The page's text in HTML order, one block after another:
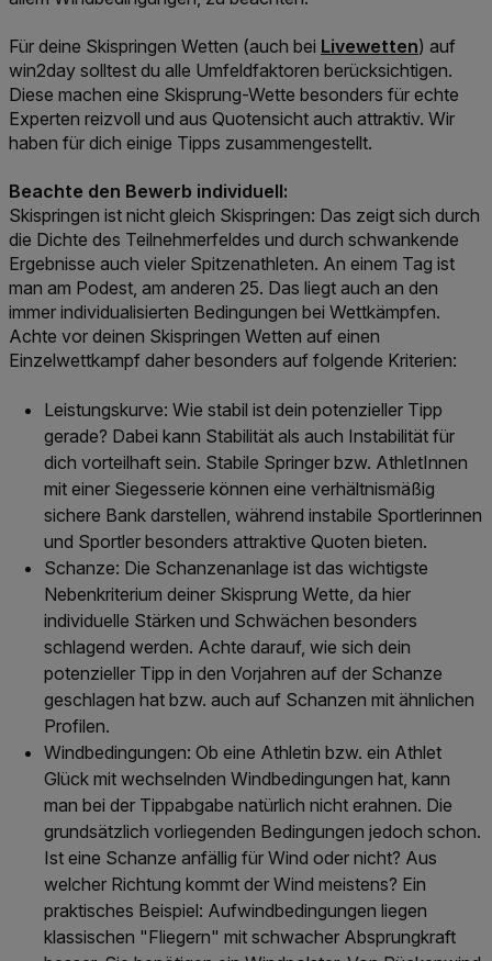
Für deine Skispringen Wetten (auch bei Link der zu /
Livewetten) auf
win2day solltest du alle Umfeldfaktoren berücksichtigen.
Diese machen eine Skisprung-Wette besonders für echte
Experten reizvoll und aus Quotensicht auch attraktiv. Wir
haben für dich einige Tipps zusammengestellt.
Beachte den Bewerb individuell:
Skispringen ist nicht gleich Skispringen: Das zeigt sich durch
die Dichte des Teilnehmerfeldes und durch schwankende
Ergebnisse auch vieler Spitzenathleten. An einem Tag ist
man am Podest, am anderen 25. Das liegt auch an den
immer individualisierten Bedingungen bei Wettkämpfen.
Achte vor deinen Skispringen Wetten auf einen
Einzelwettkampf daher besonders auf folgende Kriterien:
Leistungskurve: Wie stabil ist dein potenzieller Tipp
gerade? Dabei kann Stabilität als auch Instabilität für
dich vorteilhaft sein. Stabile Springer bzw. AthletInnen
mit einer Siegesserie können eine verhältnismäßig
sichere Bank darstellen, während instabile Sportlerinnen
und Sportler besonders attraktive Quoten bieten.
Schanze: Die Schanzenanlage ist das wichtigste
Nebenkriterium deiner Skisprung Wette, da hier
individuelle Stärken und Schwächen besonders
schlagend werden. Achte darauf, wie sich dein
potenzieller Tipp in den Vorjahren auf der Schanze
geschlagen hat bzw. auch auf Schanzen mit ähnlichen
Profilen.
Windbedingungen: Ob eine Athletin bzw. ein Athlet
Glück mit wechselnden Windbedingungen hat, kann
man bei der Tippabgabe natürlich nicht erahnen. Die
grundsätzlich vorliegenden Bedingungen jedoch schon.
Ist eine Schanze anfällig für Wind oder nicht? Aus
welcher Richtung kommt der Wind meistens? Ein
praktisches Beispiel: Aufwindbedingungen liegen
klassischen "Fliegern" mit schwacher Absprungkraft